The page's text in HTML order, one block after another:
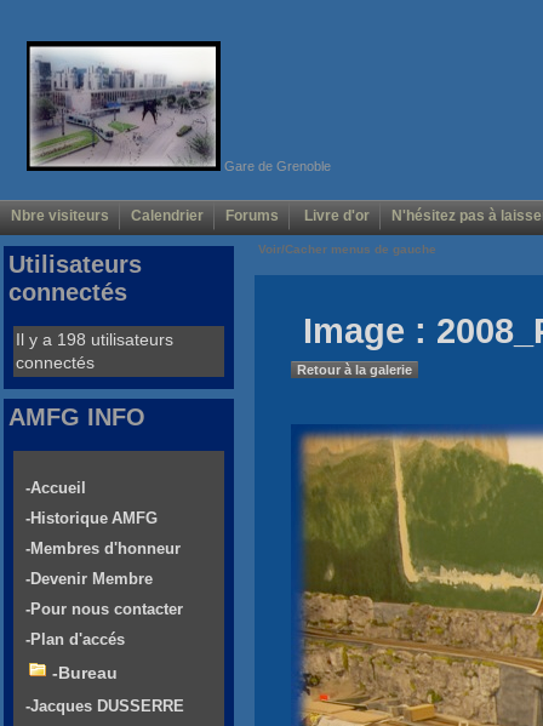
Gare de Grenoble
Nbre visiteurs Calendrier Forums Livre d'or N'hésitez pas à
Voir/Cacher menus de gauche
Image :
Retour à la galerie
Utilisateurs
connectés
Il y a 198 utilisateurs
connectés
AMFG INFO
-Accueil
-Historique AMFG
-Membres d'honneur
-Devenir Membre
-Pour nous contacter
-Plan d'accés
-Bureau
-Jacques DUSSERRE